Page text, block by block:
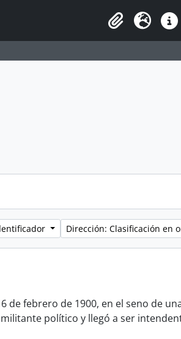
Portapapeles
Idioma
Dirección: Clasificación en
de febrero de 1900, en el seno de
político y llegó a ser